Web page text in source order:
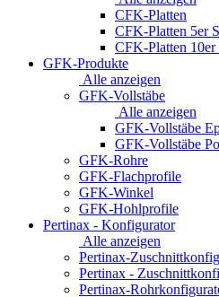
CFK-Platten
CFK-Platten 5er
CFK-Platten 10er
GFK-Produkte
Alle anzeigen
GFK-Vollstäbe
Alle anzeigen
GFK-Vollstäbe
GFK-Vollstäbe
GFK-Rohre
GFK-Flachprofile
GFK-Winkel
GFK-Hohlprofile
Pertinax - Konfigurator
Alle anzeigen
Pertinax-
Pertinax -
Pertinax-